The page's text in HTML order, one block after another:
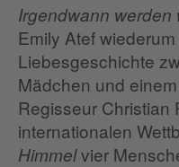
Irgendwann werden
Emily Atef
Liebesgeschichte
Mädchen und
Regisseur Christian
internationalen
Himmelvier